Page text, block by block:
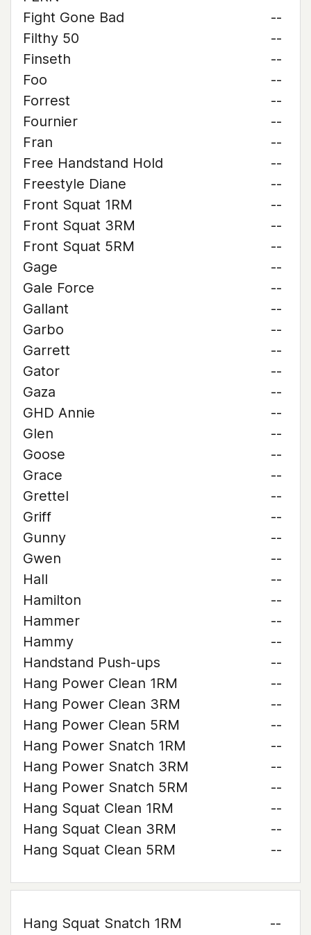
Fight Gone Bad
--
Filthy 50
--
Finseth
--
Foo
--
Forrest
--
Fournier
--
Fran
--
Free Handstand Hold
--
Freestyle Diane
--
Front Squat 1RM
--
Front Squat 3RM
--
Front Squat 5RM
--
Gage
--
Gale Force
--
Gallant
--
Garbo
--
Garrett
--
Gator
--
Gaza
--
GHD Annie
--
Glen
--
Goose
--
Grace
--
Grettel
--
Griff
--
Gunny
--
Gwen
--
Hall
--
Hamilton
--
Hammer
--
Hammy
--
Handstand Push-ups
--
Hang Power Clean 1RM
--
Hang Power Clean 3RM
--
Hang Power Clean 5RM
--
Hang Power Snatch 1RM
--
Hang Power Snatch 3RM
--
Hang Power Snatch 5RM
--
Hang Squat Clean 1RM
--
Hang Squat Clean 3RM
--
Hang Squat Clean 5RM
--
Hang Squat Snatch 1RM
--